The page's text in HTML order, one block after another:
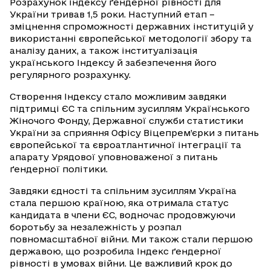
України тривав 1,5 роки. Наступний етап –
зміцнення спроможності державних інституцій у
використанні європейської методології збору та
аналізу даних, а також інституалізація
українського Індексу й забезпечення його
регулярного розрахунку.
Створення Індексу стало можливим завдяки
підтримці ЄС та спільним зусиллям Українського
Жіночого Фонду, Державної служби статистики
України за сприяння Офісу Віцепрем’єрки з питань
європейської та євроатлантичної інтеграції та
апарату Урядової уповноваженої з питань
ґендерної політики.
Завдяки єдності та спільним зусиллям Україна
стала першою країною, яка отримала статус
кандидата в члени ЄС, водночас продовжуючи
боротьбу за незалежність у розпал
повномасштабної війни. Ми також стали першою
державою, що розробила Індекс ґендерної
рівності в умовах війни. Це важливий крок до